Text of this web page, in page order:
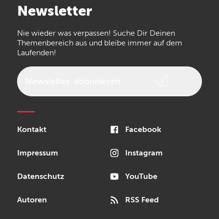
the t.bone
Walrus Audio Epiphone
Newsletter
Nie wieder was verpassen! Suche Dir Deinen
Themenbereich aus und bleibe immer auf dem
Laufenden!
Kontakt
Impressum
Datenschutz
Autoren
Facebook
Instagram
YouTube
RSS Feed